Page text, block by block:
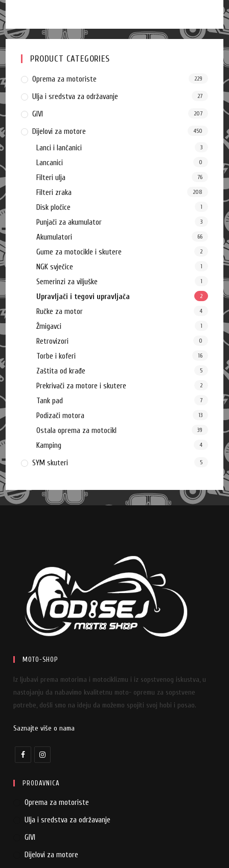
PRODUCT CATEGORIES
Oprema za motoriste 229
Ulja i sredstva za održavanje 27
GIVI 207
Dijelovi za motore 450
Lanci i lančanici 3
Lancanici 0
Filteri ulja 76
Filteri zraka 208
Disk pločice 1
Punjači za akumulator 3
Akumulatori 66
Gume za motocikle i skutere 2
NGK svječice 1
Semerinzi za viljuške 1
Upravljači i tegovi upravljača 2
Ručke za motor 4
Žmigavci 1
Retrovizori 0
Torbe i koferi 16
Zaštita od krađe 5
Prekrivači za motore i skutere 2
Tank pad 7
Podizači motora 13
Ostala oprema za motocikl 39
Kamping 4
SYM skuteri 5
MOTO-SHOP
Iz ljubavi prema motorima i motociklizmu i iz sopstvenog iskustva, u
nastojanju da nabavimo kvalitetnu moto- opremu za sopstvene
potrebe, došli smo na ideju da možemo spojiti svoj hobi i posao.
Saznajte više o nama
PRODAVNICA
Oprema za motoriste
Ulja i sredstva za održavanje
GIVI
Dijelovi za motore